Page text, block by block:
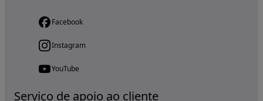
Facebook
Instagram
YouTube
Serviço de apoio ao cliente